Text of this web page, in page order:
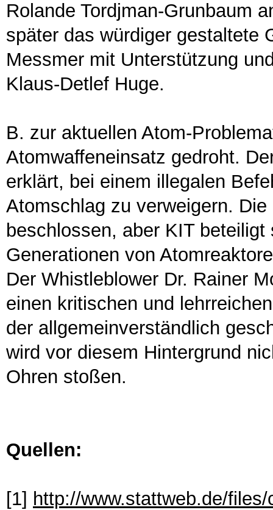
Rolande Tordjman-Grunbaum
später das würdiger gestaltete
Messmer mit Unterstützung
Klaus-Detlef Huge.
B. zur aktuellen Atom-
Atomwaffeneinsatz gedroht.
erklärt, bei einem illegalen
Atomschlag zu verweigern.
beschlossen, aber KIT
Generationen von
Der Whistleblower Dr. Rainer
einen kritischen und
der allgemeinverständlich
wird vor diesem Hintergrund
Ohren stoßen.
Quellen:
[1] http://www.stattweb.de/